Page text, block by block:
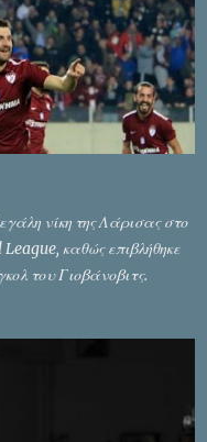
νίκη της Λάρισας στο
καθώς επιβλήθηκε
του Γιοβάνοβιτς.